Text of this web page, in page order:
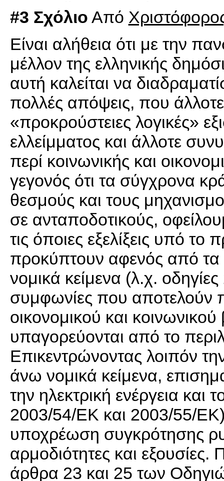
#3 Σχόλιο Από
Είναι αλήθεια ότι με την
μέλλον της ελληνικής
αυτή καλείται να
πολλές απόψεις, που
«προκρούστειες λογικές»
ελλείμματος και άλλοτε
περί κοινωνικής και
γεγονός ότι τα σύγχρονα
θεσμούς και τους
σε ανταποδοτικούς,
τις όποιες εξελίξεις υπό
προκύπτουν αφενός από τα
νομικά κείμενα (λ.χ.
συμφωνίες που
οικονομικού και
υπαγορεύονται από το
Επικεντρώνοντας λοιπόν
άνω νομικά κείμενα,
την ηλεκτρική ενέργεια και
2003/54/ΕΚ και 2003/55/
υποχρέωση συγκρότησης
αρμοδιότητες και
άρθρα 23 και 25 των